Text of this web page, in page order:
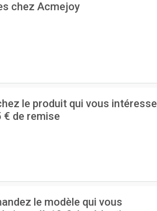
chez Acmejoy
le produit qui vous intéresse
€ de remise
le modèle qui vous